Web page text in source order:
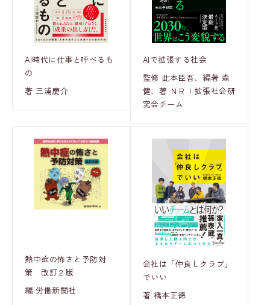
AI時代に仕事と呼べるも
の
著 三浦慶介
AIで拡張する社会
監修 此本臣吾、編著 森
健、著 ＮＲＩ拡張社会研
究会チーム
熱中症の怖さと予防対
策 改訂２版
編 労働新聞社
会社は「仲良しクラブ」
でいい
著 橋本正徳